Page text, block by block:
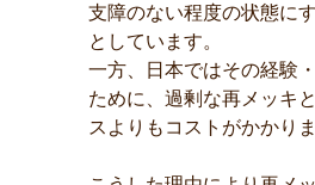
支障のない程度の状態に
としています。
一方、日本ではその経験
ために、過剰な再メッキ
スよりもコストがかかりま